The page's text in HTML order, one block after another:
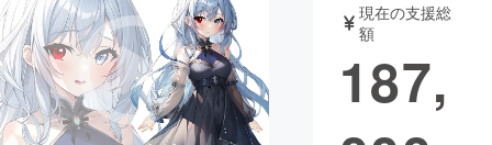
アート・写真
テクノロジー・ガジェット ゲーム・サ
現在の支援総
額
187,